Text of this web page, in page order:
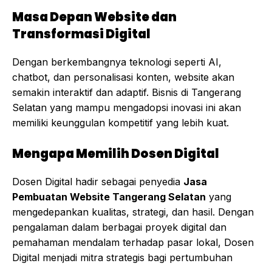
Masa Depan Website dan
Transformasi Digital
Dengan berkembangnya teknologi seperti AI,
chatbot, dan personalisasi konten, website akan
semakin interaktif dan adaptif. Bisnis di Tangerang
Selatan yang mampu mengadopsi inovasi ini akan
memiliki keunggulan kompetitif yang lebih kuat.
Mengapa Memilih Dosen Digital
Dosen Digital hadir sebagai penyedia Jasa
Pembuatan Website Tangerang Selatan yang
mengedepankan kualitas, strategi, dan hasil. Dengan
pengalaman dalam berbagai proyek digital dan
pemahaman mendalam terhadap pasar lokal, Dosen
Digital menjadi mitra strategis bagi pertumbuhan